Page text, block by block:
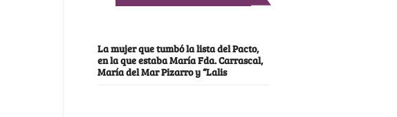
La mujer que tumbó la lista del Pacto,
en la que estaba María Fda. Carrascal,
María del Mar Pizarro y “Lalis